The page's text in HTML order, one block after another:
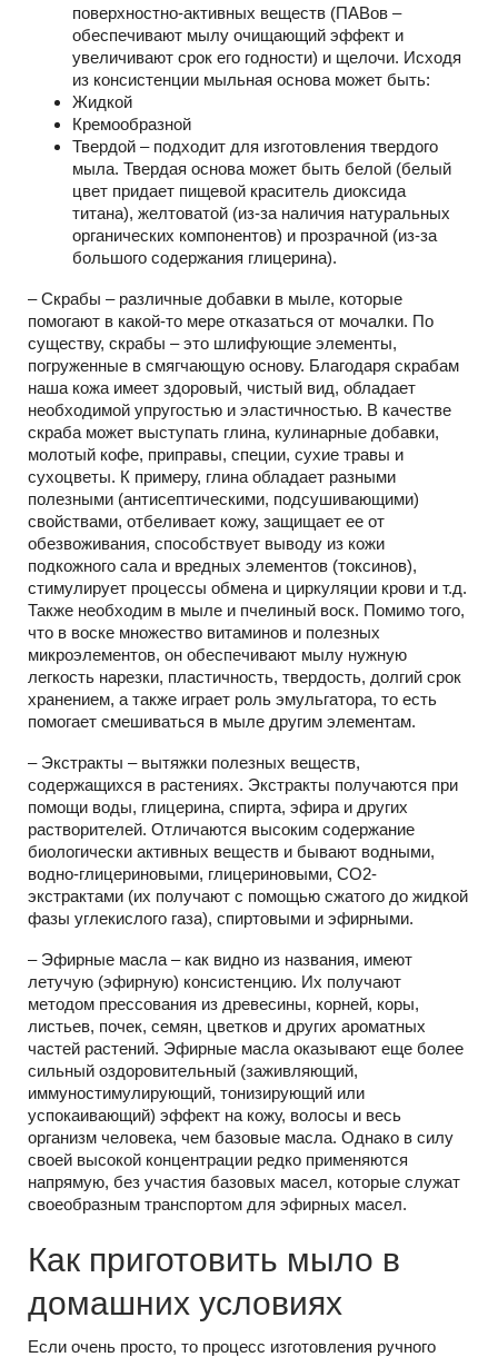
поверхностно-активных веществ (ПАВов –
обеспечивают мылу очищающий эффект и
увеличивают срок его годности) и щелочи. Исходя
из консистенции мыльная основа может быть:
Жидкой
Кремообразной
Твердой – подходит для изготовления твердого
мыла. Твердая основа может быть белой (белый
цвет придает пищевой краситель диоксида
титана), желтоватой (из-за наличия натуральных
органических компонентов) и прозрачной (из-за
большого содержания глицерина).
– Скрабы – различные добавки в мыле, которые
помогают в какой-то мере отказаться от мочалки. По
существу, скрабы – это шлифующие элементы,
погруженные в смягчающую основу. Благодаря скрабам
наша кожа имеет здоровый, чистый вид, обладает
необходимой упругостью и эластичностью. В качестве
скраба может выступать глина, кулинарные добавки,
молотый кофе, приправы, специи, сухие травы и
сухоцветы. К примеру, глина обладает разными
полезными (антисептическими, подсушивающими)
свойствами, отбеливает кожу, защищает ее от
обезвоживания, способствует выводу из кожи
подкожного сала и вредных элементов (токсинов),
стимулирует процессы обмена и циркуляции крови и т.д.
Также необходим в мыле и пчелиный воск. Помимо того,
что в воске множество витаминов и полезных
микроэлементов, он обеспечивают мылу нужную
легкость нарезки, пластичность, твердость, долгий срок
хранением, а также играет роль эмульгатора, то есть
помогает смешиваться в мыле другим элементам.
– Экстракты – вытяжки полезных веществ,
содержащихся в растениях. Экстракты получаются при
помощи воды, глицерина, спирта, эфира и других
растворителей. Отличаются высоким содержание
биологически активных веществ и бывают водными,
водно-глицериновыми, глицериновыми, СО2-
экстрактами (их получают с помощью сжатого до жидкой
фазы углекислого газа), спиртовыми и эфирными.
– Эфирные масла – как видно из названия, имеют
летучую (эфирную) консистенцию. Их получают
методом прессования из древесины, корней, коры,
листьев, почек, семян, цветков и других ароматных
частей растений. Эфирные масла оказывают еще более
сильный оздоровительный (заживляющий,
иммуностимулирующий, тонизирующий или
успокаивающий) эффект на кожу, волосы и весь
организм человека, чем базовые масла. Однако в силу
своей высокой концентрации редко применяются
напрямую, без участия базовых масел, которые служат
своеобразным транспортом для эфирных масел.
Как приготовить мыло в
домашних условиях
Если очень просто, то процесс изготовления ручного